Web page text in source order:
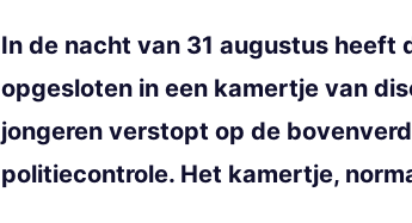
In de nacht van 31 augustus heeft
opgesloten in een kamertje van
jongeren verstopt op de
politiecontrole. Het kamertje,